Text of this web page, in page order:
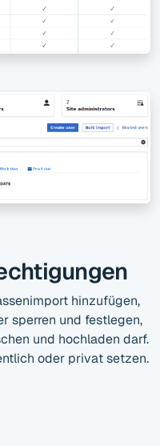
hinzufügen,
sperren und festlegen,
und hochladen darf.
oder privat setzen.